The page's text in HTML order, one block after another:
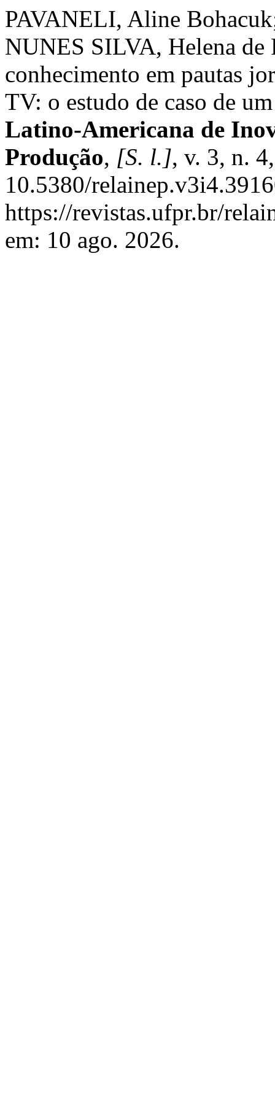
PAVANELI, Aline
NUNES SILVA, Helena de
conhecimento em pautas
TV: o estudo de caso de
Latino-Americana de
Produção, [S. l.], v. 3, n.
10.5380/
https://revistas.ufpr.br/
em: 10 ago. 2026.